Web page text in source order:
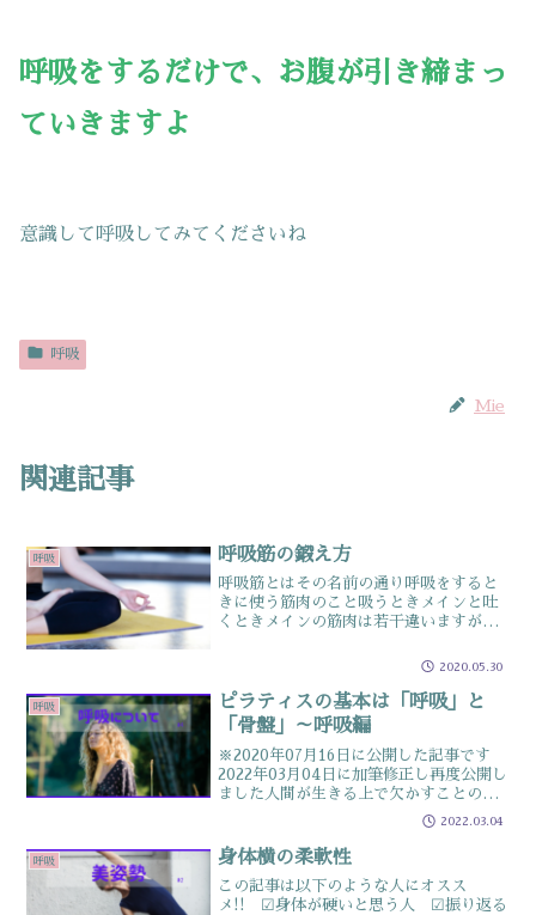
呼吸をするだけで、お腹が引き締まっ
ていきますよ
意識して呼吸してみてくださいね
呼吸
Mie
関連記事
呼吸 呼吸筋の鍛え方
呼吸筋とはその名前の通り呼吸をすると
きに使う筋肉のこと吸うときメインと吐
くときメインの筋肉は若干違いますが共
こと呼吸補助筋といわれる筋肉たちまで
筋肉が多く使われます特に...
2020.05.30
呼吸
ピラティスの基本は「呼吸」と
「骨盤」～呼吸編
※2020年07月16日に公開した記事です
2022年03月04日に加筆修正し再度公開し
ました人間が生きる上で欠かすことので
きない呼吸あなたはエクササイズを行う
時に呼吸を止めて行っていませんか？ピ
ラティスやヨガなどのエクササイズは呼
吸が大事呼...
2022.03.04
呼吸 身体横の柔軟性
この記事は以下のような人にオスス
メ!! ☑身体が硬いと思う人 ☑振り返る